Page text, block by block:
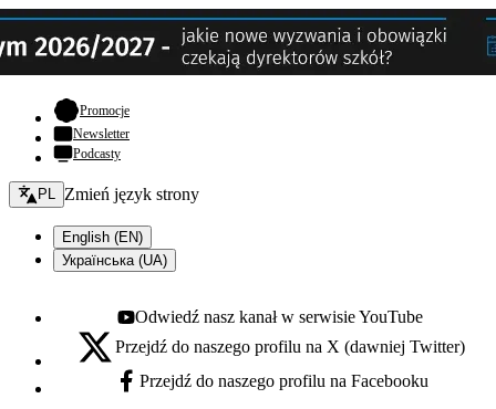
Promocje- otwiera się w nowej karcie
Newsletter
Podcasty
Zmień język - bieżący:
PL Zmień język strony
English (EN)
Українська (UA)
Youtube - otwiera się w nowej karcie
Odwiedź nasz kanał w serwisie YouTube
X - otwiera się w nowej karcie
Przejdź do naszego profilu na X (dawniej Twitter)
Facebook - otwiera się w nowej karcie
Przejdź do naszego profilu na Facebooku